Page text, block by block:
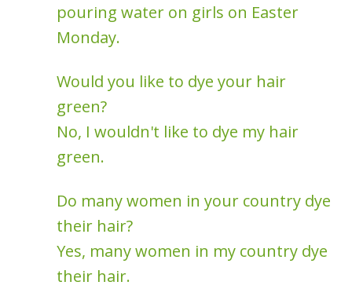
pouring water on girls on Easter
Monday.
Would you like to dye your hair
green?
No, I wouldn't like to dye my hair
green.
Do many women in your country dye
their hair?
Yes, many women in my country dye
their hair.